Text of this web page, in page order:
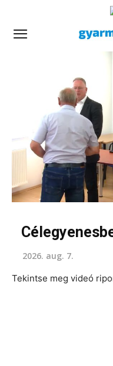
2026. aug. 7.
Tekintse meg videó